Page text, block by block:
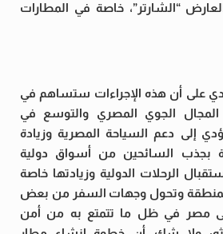
“الشارتر”، خاصة في المطارات
على أن هذه الإجراءات ستساهم في
المجال الجوي المصري والتوسع في
إلى دعم السياحة المصرية وزيادة
بجذب السائحين من أسواق دولية
الرحلات الدولية وزيادتها خاصة
وتحول وجهات السفر من بعض
مصر في ظل ما تتمتع به من أمن